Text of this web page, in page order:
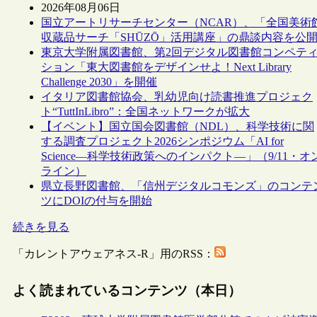
2026年08月06日
国立アートリサーチセンター（NCAR）、「全国美術
収蔵品サーチ「SHŪZŌ」活用講座」の鼎談内容を公開
東京大学附属図書館、第2回デジタル図書館コンペティ
ション「東大図書館をデザインせよ！Next Library
Challenge 2030」を開催
イタリア図書館協会、乳幼児向け読書推進プロジェク
ト“TuttInLibro”：全国ネットワークが拡大
【イベント】国立国会図書館（NDL）、科学技術に関
する調査プロジェクト2026シンポジウム「AI for
Science―科学技術政策へのインパクト―」（9/11・オ
ライン）
県立長野図書館、「信州デジタルコモンズ」のコンテ
ツにDOIの付与を開始
続きを見る
「カレントアウェアネス-R」用のRSS：
よく読まれているコンテンツ（本日）